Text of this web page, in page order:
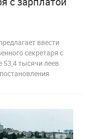
ввести
секретаря с
тысячи леев.